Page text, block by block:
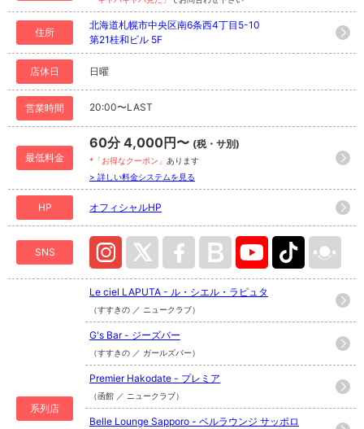
住所
北海道札幌市中央区南6条西4丁目5-10
第21桂和ビル 5F
店休日 日曜
営業時間 20:00〜LAST
最低料金
60分 4,000円〜 (税・サ別)
*「お得なクーポン」 あります
> 詳しい料金システムを見る
HP オフィシャルHP
SNS
系列店
Le ciel LAPUTA - ル・シエル・ラピュタ
（すすきの ／ ニュークラブ）
G's Bar - ジーズバー
（すすきの ／ ガールズバー）
Premier Hakodate - プレミア
（函館 ／ ニュークラブ）
Belle Lounge Sapporo - ベルラウンジ サッポロ